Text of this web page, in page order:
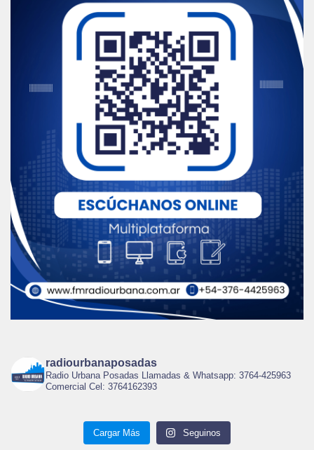
radiourbanaposadas
Radio Urbana Posadas Llamadas & Whatsapp: 3764-425963
Comercial Cel: 3764162393
Cargar Más Seguinos